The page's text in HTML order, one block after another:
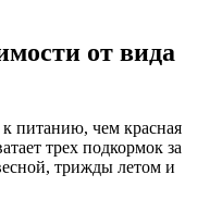
от вида
к питанию, чем красная
трех подкормок за
трижды летом и